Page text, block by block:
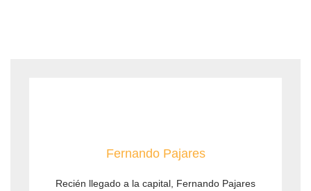
Fernando Pajares
Recién llegado a la capital, Fernando Pajares